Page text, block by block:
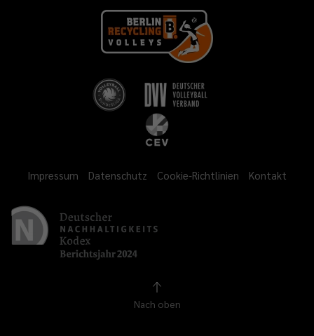
Impressum Datenschutz Cookie-Richtlinien Kontakt
Nach oben